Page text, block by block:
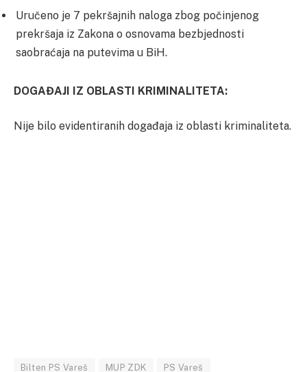
Uručeno je 7 pekršajnih naloga zbog počinjenog
prekršaja iz Zakona o osnovama bezbjednosti
saobraćaja na putevima u BiH.
DOGAĐAJI IZ OBLASTI KRIMINALITETA:
Nije bilo evidentiranih događaja iz oblasti kriminaliteta.
Bilten PS Vareš MUP ZDK PS Vareš